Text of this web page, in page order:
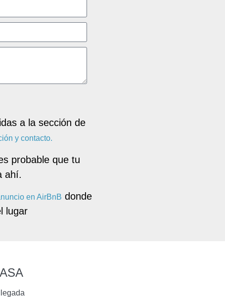
a la sección de
y contacto.
probable que tu
ahí.
en AirBnB donde
lugar